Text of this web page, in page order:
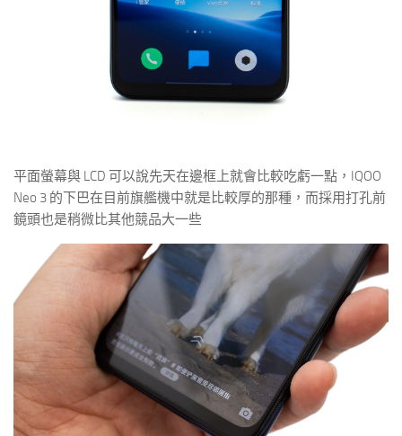
平面螢幕與 LCD 可以說先天在邊框上就會比較吃虧一點，IQOO
Neo 3 的下巴在目前旗艦機中就是比較厚的那種，而採用打孔前
鏡頭也是稍微比其他競品大一些